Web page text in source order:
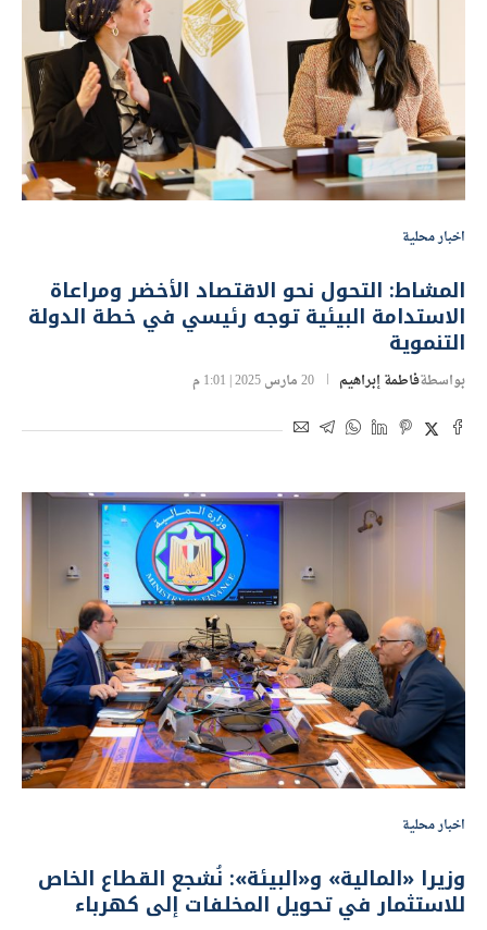
اخبار محلية
المشاط: التحول نحو الاقتصاد الأخضر ومراعاة
الاستدامة البيئية توجه رئيسي في خطة الدولة
التنموية
بواسطةفاطمة إبراهيم 20 مارس 2025 | 1:01 م
اخبار محلية
وزيرا «المالية» و«البيئة»: نُشجع القطاع الخاص
للاستثمار في تحويل المخلفات إلى كهرباء